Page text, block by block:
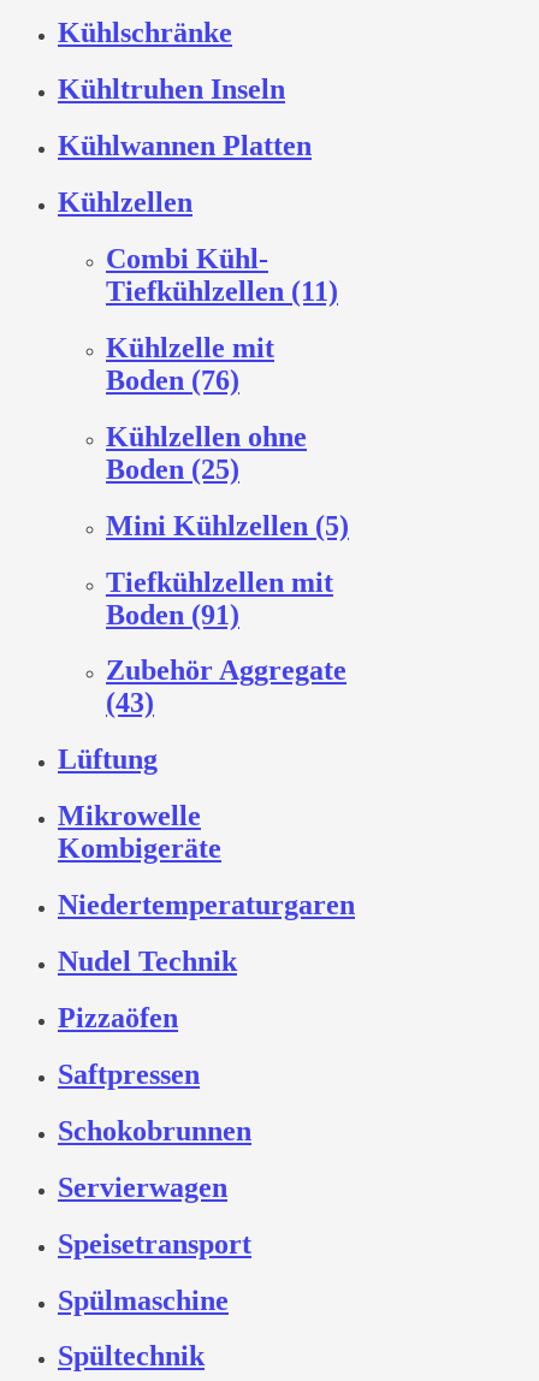
Kühlschränke
Kühltruhen Inseln
Kühlwannen Platten
Kühlzellen
Combi Kühl-
Tiefkühlzellen (11)
Kühlzelle mit
Boden (76)
Kühlzellen ohne
Boden (25)
Mini Kühlzellen (5)
Tiefkühlzellen mit
Boden (91)
Zubehör Aggregate
(43)
Lüftung
Mikrowelle
Kombigeräte
Niedertemperaturgaren
Nudel Technik
Pizzaöfen
Saftpressen
Schokobrunnen
Servierwagen
Speisetransport
Spülmaschine
Spültechnik